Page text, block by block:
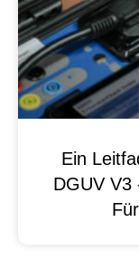
Ein
DGUV V3